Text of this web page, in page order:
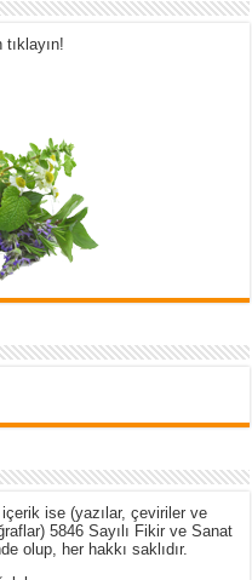
ise (yazılar, çeviriler ve
5846 Sayılı Fikir ve Sanat
olup, her hakkı saklıdır.